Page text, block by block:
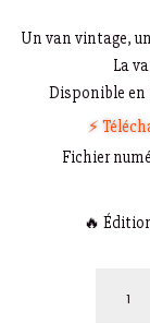
Un van vintage,
La
Disponible
⚡
Fichier
🔥